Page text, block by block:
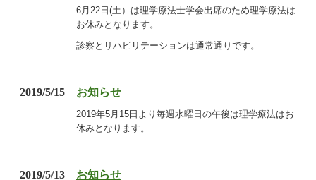
6月22日(土）は理学療法士学会出席のため理学療法は
お休みとなります。
診察とリハビリテーションは通常通りです。
2019/5/15 お知らせ
2019年5月15日より毎週水曜日の午後は理学療法はお
休みとなります。
2019/5/13 お知らせ